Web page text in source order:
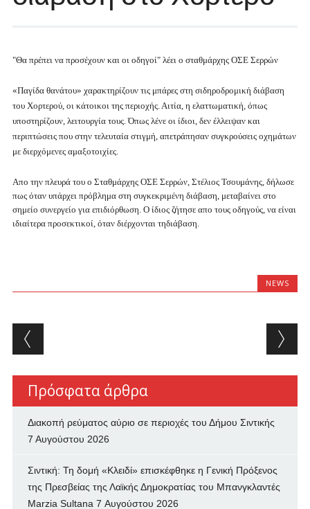
"Θα πρέπει να προσέχουν και οι οδηγοί" λέει ο σταθμάρχης ΟΣΕ Σερρών
«Παγίδα θανάτου» χαρακτηρίζουν τις μπάρες στη σιδηροδρομική διάβαση
του Χορτερού, οι κάτοικοι της περιοχής. Αιτία, η ελαττωματική, όπως
υποστηρίζουν, λειτουργία τους. Όπως λένε οι ίδιοι, δεν έλλειψαν και
περιπτώσεις που στην τελευταία στιγμή, απετράπησαν συγκρούσεις οχημάτων
με διερχόμενες αμαξοτοιχίες.
Απο την πλευρά του ο Σταθμάρχης ΟΣΕ Σερρών, Στέλιος Τσουμάνης, δήλωσε
πως όταν υπάρχει πρόβλημα στη συγκεκριμένη διάβαση, μεταβαίνει στο
σημείο συνεργείο για επιδιόρθωση. Ο ίδιος ζήτησε απο τους οδηγούς, να είναι
ιδιαίτερα προσεκτικοί, όταν διέρχονται τηδιάβαση.
NEWS
Post navigation
Πρόσφατα άρθρα
Διακοπή ρεύματος αύριο σε περιοχές του Δήμου Σιντικής
7 Αυγούστου 2026
Σιντική: Τη δομή «Κλειδί» επισκέφθηκε η Γενική Πρόξενος
της Πρεσβείας της Λαϊκής Δημοκρατίας του Μπανγκλαντές
Marzia Sultana 7 Αυγούστου 2026